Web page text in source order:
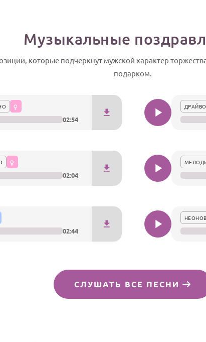
Музыкальные
которые подчеркнут мужской характер
подарком.
02:54
02:04
02:44
СЛУШАТЬ ВСЕ ПЕСНИ